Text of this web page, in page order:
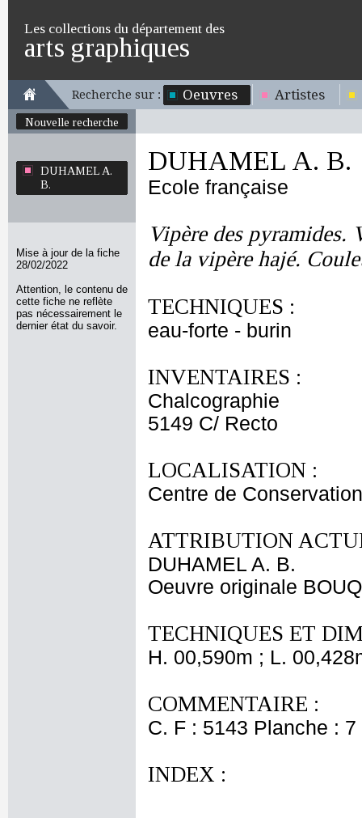
Les collections du département des
arts graphiques
Recherche sur : Oeuvres Artistes
Nouvelle recherche
DUHAMEL A.
B.
Mise à jour de la fiche
28/02/2022
Attention, le contenu de
cette fiche ne reflète
pas nécessairement le
dernier état du savoir.
DUHAMEL A. B.
Ecole française
Vipère des pyramides.
de la vipère hajé.
TECHNIQUES :
eau-forte - burin
INVENTAIRES :
Chalcographie
5149 C/ Recto
LOCALISATION :
Centre de
ATTRIBUTION
DUHAMEL A. B.
Oeuvre originale
TECHNIQUES ET
H. 00,590m ; L.
COMMENTAIRE :
C. F : 5143 Planche :
INDEX :